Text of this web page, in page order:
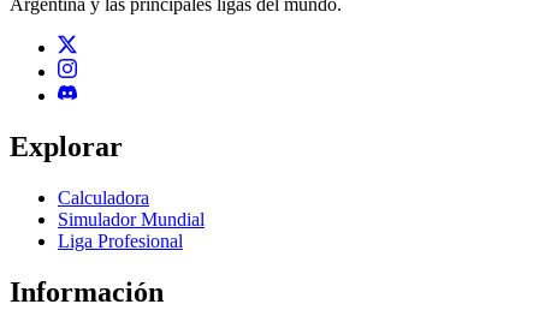
Argentina y las principales ligas del mundo.
Explorar
Calculadora
Simulador Mundial
Liga Profesional
Información